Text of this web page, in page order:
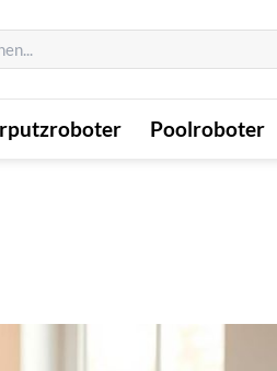
Poolroboter